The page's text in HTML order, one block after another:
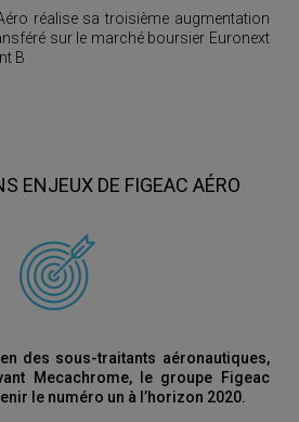
réalise sa troisième augmentation
sur le marché boursier Euronext
B
ENJEUX DE FIGEAC AÉRO
des sous-traitants aéronautiques,
Mecachrome, le groupe Figeac
le numéro un à l’horizon 2020.